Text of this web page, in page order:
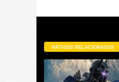
ARTIGOS RELACIONADOS